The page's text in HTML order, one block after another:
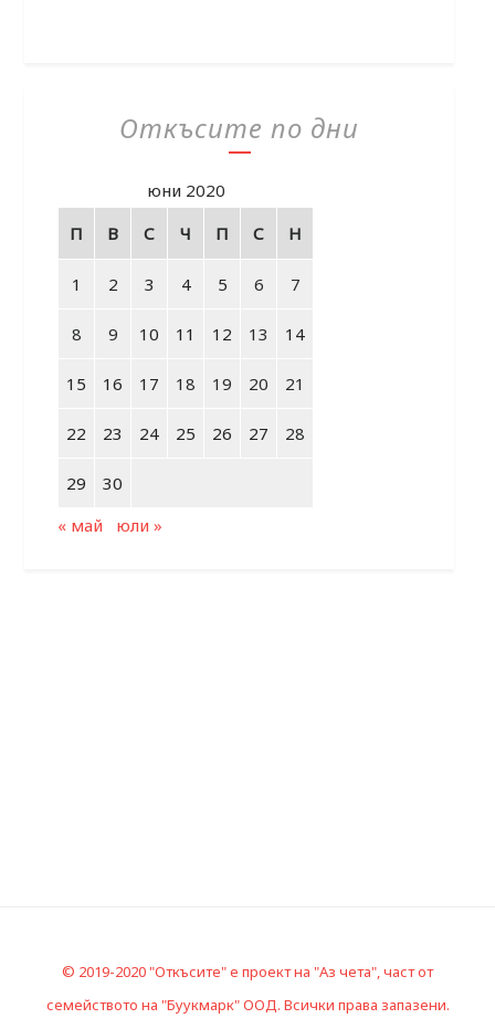
Откъсите по дни
юни 2020
П
В С Ч П С Н
1 2 3 4 5 6 7
8 9 10 11 12 13 14
15 16 17 18 19 20 21
22 23 24 25 26 27 28
29
30
« май
юли »
© 2019-2020 "Откъсите" е проект на "Аз чета", част от
семейството на "Буукмарк" ООД. Всички права запазени.